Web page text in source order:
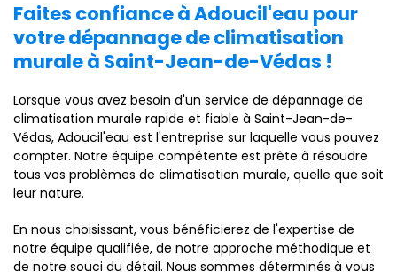
Faites confiance à Adoucil'eau pour
votre dépannage de climatisation
murale à Saint-Jean-de-Védas !
Lorsque vous avez besoin d'un service de dépannage de
climatisation murale rapide et fiable à Saint-Jean-de-
Védas, Adoucil'eau est l'entreprise sur laquelle vous pouvez
compter. Notre équipe compétente est prête à résoudre
tous vos problèmes de climatisation murale, quelle que soit
leur nature.
En nous choisissant, vous bénéficierez de l'expertise de
notre équipe qualifiée, de notre approche méthodique et
de notre souci du détail. Nous sommes déterminés à vous